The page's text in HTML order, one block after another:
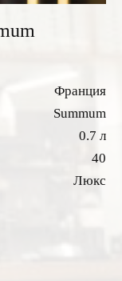
Франция
Summum
0.7 л
40
Люкс